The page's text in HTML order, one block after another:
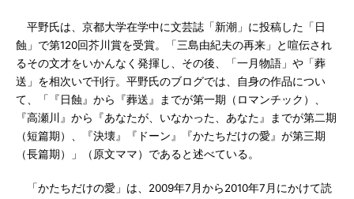
平野氏は、京都大学在学中に文芸誌「新潮」に投稿した「日
蝕」で第120回芥川賞を受賞。「三島由紀夫の再来」と喧伝され
るその文才をいかんなく発揮し、その後、「一月物語」や「葬
送」を相次いで刊行。平野氏のブログでは、自身の作品につい
て、「『日蝕』から『葬送』までが第一期（ロマンチック）、
『高瀬川』から『あなたが、いなかった、あなた』までが第二期
（短篇期）、『決壊』『ドーン』『かたちだけの愛』が第三期
（長篇期）」（原文ママ）であると述べている。
「かたちだけの愛」は、2009年7月から2010年7月にかけて読